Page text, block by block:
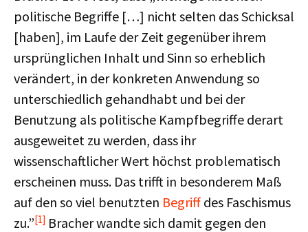
politische Begriffe […] nicht selten das Schicksal
[haben], im Laufe der Zeit gegenüber ihrem
ursprünglichen Inhalt und Sinn so erheblich
verändert, in der konkreten Anwendung so
unterschiedlich gehandhabt und bei der
Benutzung als politische Kampfbegriffe derart
ausgeweitet zu werden, dass ihr
wissenschaftlicher Wert höchst problematisch
erscheinen muss. Das trifft in besonderem Maß
auf den so viel benutzten Begriff des Faschismus
zu.”[1] Bracher wandte sich damit gegen den